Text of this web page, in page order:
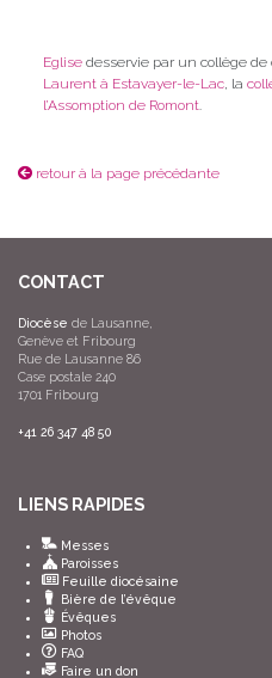
Eglisedesservie par un collège de
Laurent à Estavayer-le-Lac, la
l’Assomption de Romont.
retour à la page précédante
CONTACT
Diocèse de Lausanne,
Genève et Fribourg
Rue de Lausanne 86
Case postale 240
1701 Fribourg
+41 26 347 48 50
LIENS RAPIDES
Messes
Paroisses
Feuille diocésaine
Bière de l’évêque
Évêques
Photos
FAQ
Faire un don